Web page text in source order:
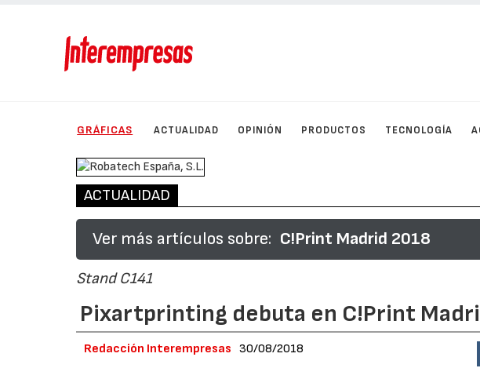
GRÁFICAS ACTUALIDAD OPINIÓN PRODUCTOS TECNOLOGÍA
ACTUALIDAD
Ver más artículos sobre: C!Print Madrid 2018
Stand C141
Pixartprinting debuta en C!Print
Redacción Interempresas 30/08/2018